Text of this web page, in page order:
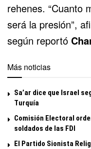
rehenes. “Cuanto
será la presión”,
según reportó
Más noticias
Sa’ar dice que Israel
Turquía
Comisión Electoral
soldados de las FDI
El Partido Sionista